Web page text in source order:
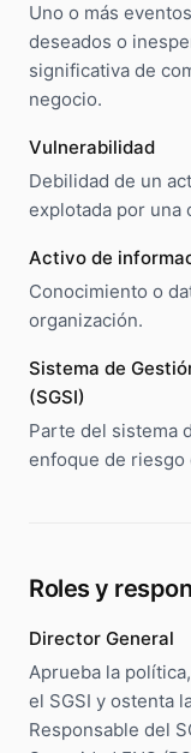
Uno o más
deseados o
significativa de
negocio.
Vulnerabilidad
Debilidad de un
explotada por una
Activo de
Conocimiento o
organización.
Sistema de
(SGSI)
Parte del sistema
enfoque de riesgo
Roles y
Director General
Aprueba la
el SGSI y ostenta
Responsable del